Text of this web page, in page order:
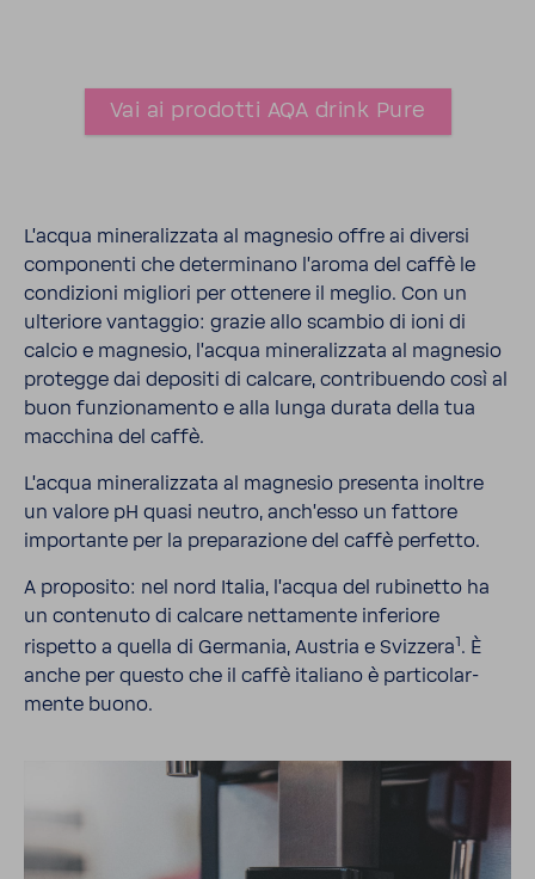
Vai ai prodotti AQA drink Pure
L'acqua mine­ra­liz­zata al magnesio offre ai diversi
compo­nenti che deter­mi­nano l'aroma del caffè le
condi­zioni migliori per otte­nere il meglio. Con un
ulte­riore vantaggio: grazie allo scambio di ioni di
calcio e magnesio, l'acqua mine­ra­liz­zata al magnesio
protegge dai depo­siti di calcare, contri­buendo così al
buon funzio­na­mento e alla lunga durata della tua
macchina del caffè.
L'acqua mine­ra­liz­zata al magnesio presenta inoltre
un valore pH quasi neutro, anch'esso un fattore
impor­tante per la prepa­ra­zione del caffè perfetto.
A propo­sito: nel nord Italia, l'acqua del rubi­netto ha
un conte­nuto di calcare netta­mente infe­riore
rispetto a quella di Germania, Austria e Sviz­zera1. È
anche per questo che il caffè italiano è parti­co­lar­
mente buono.